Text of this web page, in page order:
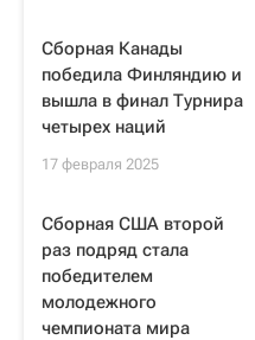
Cборная Канады
победила Финляндию и
вышла в финал Турнира
четырех наций
17 февраля 2025
Сборная США второй
раз подряд стала
победителем
молодежного
чемпионата мира